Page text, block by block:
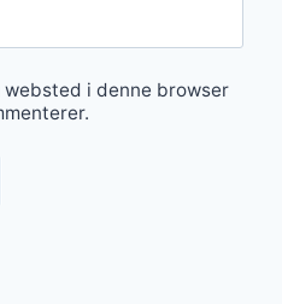
websted i denne browser